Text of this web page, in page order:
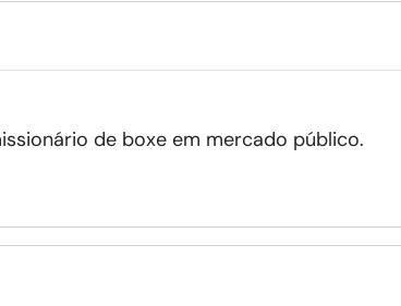
de boxe em mercado público.